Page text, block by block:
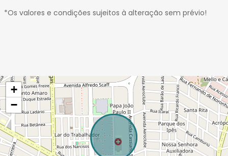
*Os valores e condições sujeitos à alteração sem prévio!
+
−